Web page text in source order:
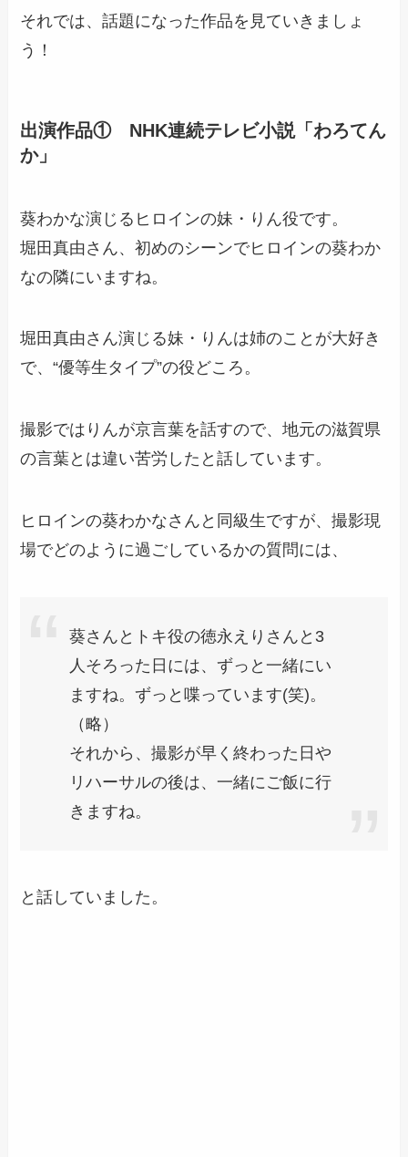
それでは、話題になった作品を見ていきましょ
う！
出演作品① NHK連続テレビ小説「わろてん
か」
葵わかな演じるヒロインの妹・りん役です。
堀田真由さん、初めのシーンでヒロインの葵わか
なの隣にいますね。
堀田真由さん演じる妹・りんは姉のことが大好き
で、“優等生タイプ”の役どころ。
撮影ではりんが京言葉を話すので、地元の滋賀県
の言葉とは違い苦労した と話しています。
ヒロインの葵わかなさんと同級生ですが、撮影現
場でどのように過ごしているかの質問には、
葵さんとトキ役の徳永えりさんと3
人そろった日には、ずっと一緒にい
ますね。ずっと喋っています(笑)。
（略）
それから、撮影が早く終わった日や
リハーサルの後は、一緒にご飯に行
きますね。
と話していました。